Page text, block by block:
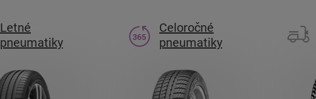
Letné
pneumatiky
Celoročné
pneumatiky